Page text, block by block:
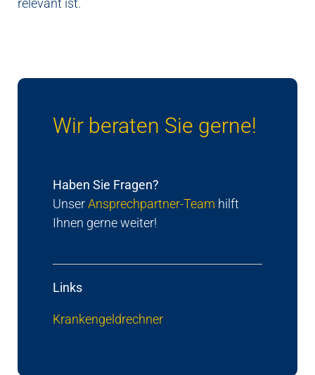
Wir beraten Sie gerne!
Haben Sie Fragen?
UnserAnsprechpartner-Team hilft
Ihnen gerne weiter!
Links
Krankengeldrechner